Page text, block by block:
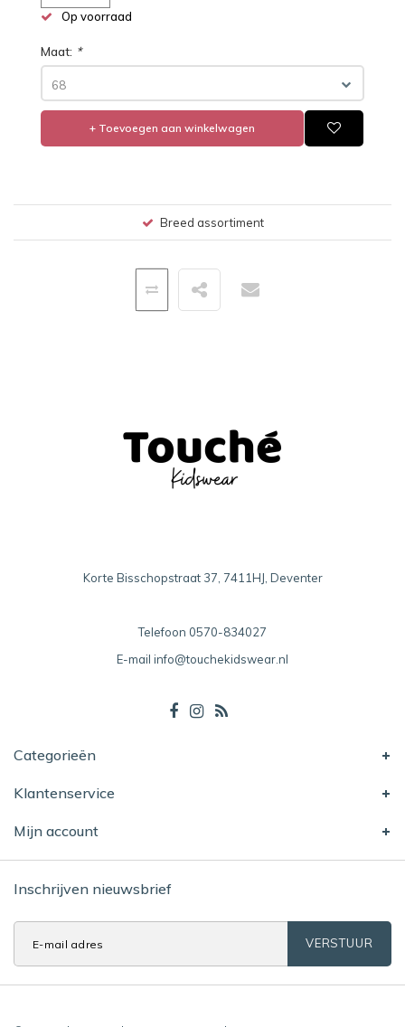
Op voorraad
Maat: *
68
+ Toevoegen aan winkelwagen
Breed assortiment
Korte Bisschopstraat 37, 7411HJ, Deventer
Telefoon 0570-834027
E-mail info@touchekidswear.nl
Categorieën
Klantenservice
Mijn account
Inschrijven nieuwsbrief
VERSTUUR